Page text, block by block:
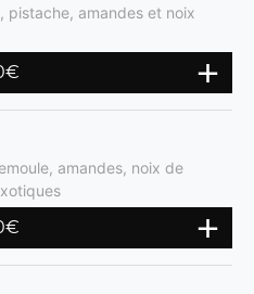
pistache, amandes et noix
€
amandes, noix de
€